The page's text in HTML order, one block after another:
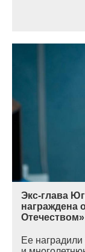
Экс-глава
награждена
Отечеством»
Ее наградили